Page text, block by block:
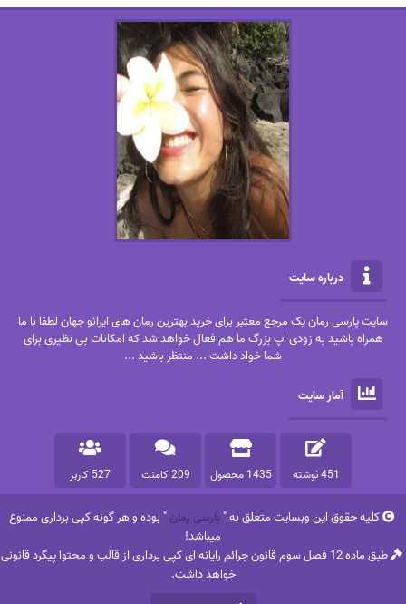
درباره سایت
سایت پارسی رمان یک مرجع معتبر برای خرید بهترین رمان های ایرانو جهان لطفا با ما
همراه باشید به زودی اپ بزرگ ما هم فعال خواهد شد که امکانات بی نظیری برای
شما خواد داشت ... منتظر باشید ...
آمار سایت
451 نوشته 1435 محصول 209 کامنت 527 کاربر
کلیه حقوق این وبسایت متعلق به "پارسی رمان" بوده و هر گونه کپی برداری ممنوع
میباشد!
طبق ماده 12 فصل سوم قانون جرائم رایانه ای کپی برداری از قالب و محتوا پیگرد قانونی
خواهد داشت.